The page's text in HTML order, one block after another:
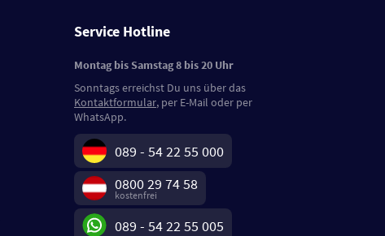
Service Hotline
Montag bis Samstag 8 bis 20 Uhr
Sonntags erreichst Du uns über das
Kontaktformular, per E-Mail oder per
WhatsApp.
089 - 54 22 55 000
0800 29 74 58
kostenfrei
089 - 54 22 55 005